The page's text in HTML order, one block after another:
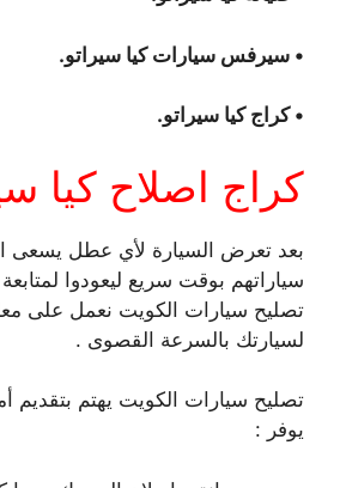
• سيرفس سيارات كيا سيراتو.
• كراج كيا سيراتو.
كراج اصلاح كيا
بعد تعرض السيارة لأي عطل يسعى
سياراتهم بوقت سريع ليعودوا
تصليح سيارات الكويت نعمل على
لسيارتك بالسرعة القصوى .
تصليح سيارات الكويت يهتم بتقديم
يوفر :